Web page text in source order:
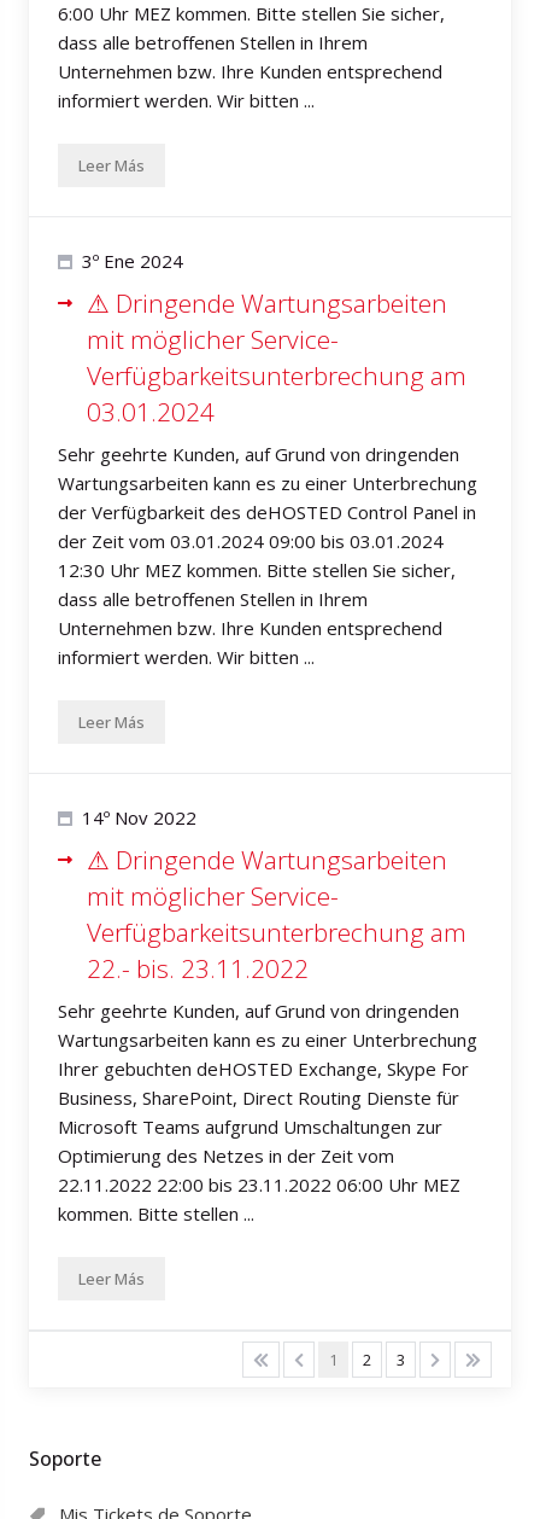
Soporte
Mis Tickets de Soporte
6:00 Uhr MEZ kommen. Bitte stellen Sie sicher,
dass alle betroffenen Stellen in Ihrem
Unternehmen bzw. Ihre Kunden entsprechend
informiert werden. Wir bitten ...
Leer Más
3º Ene 2024
⚠ Dringende Wartungsarbeiten
mit möglicher Service-
Verfügbarkeitsunterbrechung am
03.01.2024
Sehr geehrte Kunden, auf Grund von dringenden
Wartungsarbeiten kann es zu einer Unterbrechung
der Verfügbarkeit des deHOSTED Control Panel in
der Zeit vom 03.01.2024 09:00 bis 03.01.2024
12:30 Uhr MEZ kommen. Bitte stellen Sie sicher,
dass alle betroffenen Stellen in Ihrem
Unternehmen bzw. Ihre Kunden entsprechend
informiert werden. Wir bitten ...
Leer Más
14º Nov 2022
⚠ Dringende Wartungsarbeiten
mit möglicher Service-
Verfügbarkeitsunterbrechung am
22.- bis. 23.11.2022
Sehr geehrte Kunden, auf Grund von dringenden
Wartungsarbeiten kann es zu einer Unterbrechung
Ihrer gebuchten deHOSTED Exchange, Skype For
Business, SharePoint, Direct Routing Dienste für
Microsoft Teams aufgrund Umschaltungen zur
Optimierung des Netzes in der Zeit vom
22.11.2022 22:00 bis 23.11.2022 06:00 Uhr MEZ
kommen. Bitte stellen ...
Leer Más
1 2 3